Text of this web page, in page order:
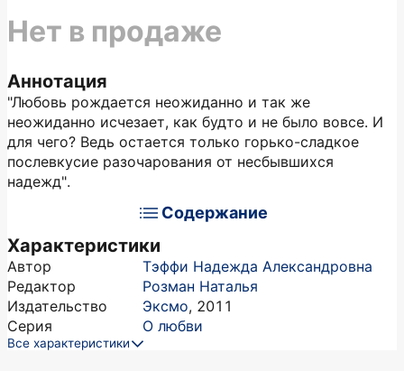
Аннотация
"Любовь рождается неожиданно и так же
неожиданно исчезает, как будто и не было вовсе. И
для чего? Ведь остается только горько-сладкое
послевкусие разочарования от несбывшихся
надежд".
Содержание
Характеристики
Автор
Тэффи Надежда Александровна
Редактор
Розман Наталья
Издательство
Эксмо, 2011
Серия
О любви
Все характеристики
Нет в продаже